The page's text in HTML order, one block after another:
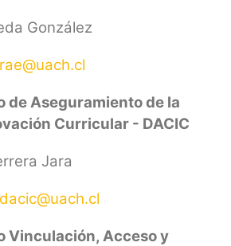
González
de Aseguramiento de la
Curricular - DACIC
Jara
Vinculación, Acceso y